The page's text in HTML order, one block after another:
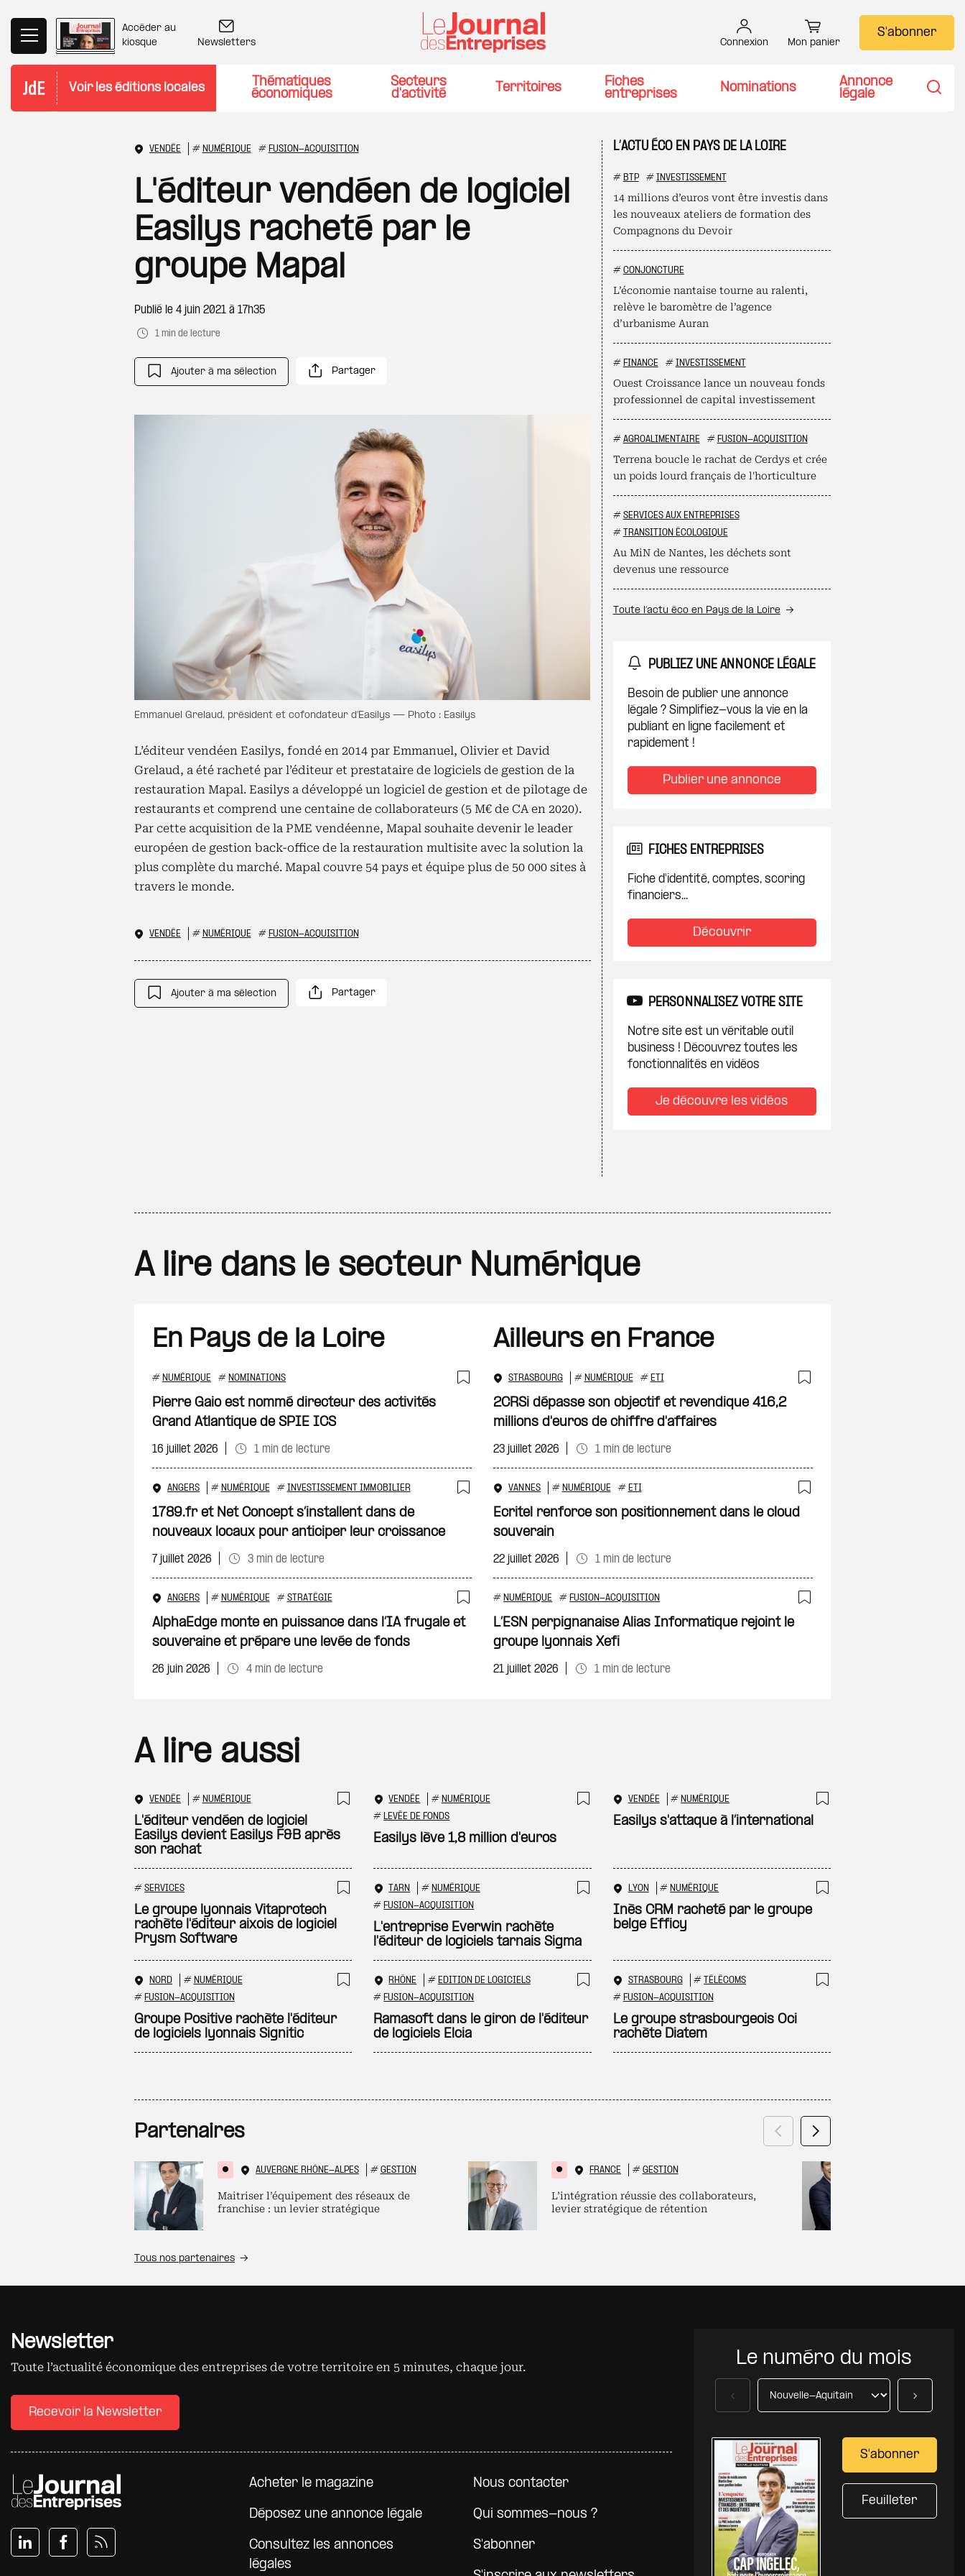
Accéder au
kiosque
Newsletters Connexion Mon panier
S'abonner
Voir les éditions locales
Thématiques
économiques
Secteurs
d'activité
Territoires
Fiches
entreprises
Nominations
Annonce
légale
VENDÉE # NUMÉRIQUE # FUSION-ACQUISITION
L'éditeur vendéen de logiciel
Easilys racheté par le
groupe Mapal
Publié le 4 juin 2021 à 17h35
1 min de lecture
Ajouter à ma sélection Partager
Emmanuel Grelaud, président et cofondateur d’Easilys — Photo : Easilys
L’éditeur vendéen Easilys, fondé en 2014 par Emmanuel, Olivier et David
Grelaud, a été racheté par l’éditeur et prestataire de logiciels de gestion de la
restauration Mapal. Easilys a développé un logiciel de gestion et de pilotage de
restaurants et comprend une centaine de collaborateurs (5 M€ de CA en 2020).
Par cette acquisition de la PME vendéenne, Mapal souhaite devenir le leader
européen de gestion back-office de la restauration multisite avec la solution la
plus complète du marché. Mapal couvre 54 pays et équipe plus de 50 000 sites à
travers le monde.
VENDÉE # NUMÉRIQUE # FUSION-ACQUISITION
Ajouter à ma sélection Partager
L’ACTU ÉCO EN PAYS DE LA LOIRE
# BTP # INVESTISSEMENT
14 millions d’euros vont être investis dans
les nouveaux ateliers de formation des
Compagnons du Devoir
# CONJONCTURE
L’économie nantaise tourne au ralenti,
relève le baromètre de l’agence
d’urbanisme Auran
# FINANCE # INVESTISSEMENT
Ouest Croissance lance un nouveau fonds
professionnel de capital investissement
# AGROALIMENTAIRE # FUSION-ACQUISITION
Terrena boucle le rachat de Cerdys et crée
un poids lourd français de l'horticulture
# SERVICES AUX ENTREPRISES
# TRANSITION ÉCOLOGIQUE
Au MiN de Nantes, les déchets sont
devenus une ressource
Toute l’actu éco en Pays de la Loire
PUBLIEZ UNE ANNONCE LÉGALE
Besoin de publier une annonce
légale ? Simplifiez-vous la vie en la
publiant en ligne facilement et
rapidement !
Publier une annonce
FICHES ENTREPRISES
Fiche d'identité, comptes, scoring
financiers...
Découvrir
PERSONNALISEZ VOTRE SITE
Notre site est un véritable outil
business ! Découvrez toutes les
fonctionnalités en vidéos
Je découvre les vidéos
A lire dans le secteur Numérique
En Pays de la Loire
# NUMÉRIQUE # NOMINATIONS
Ajouter à ma sélection
Pierre Gaio est nommé directeur des activités
Grand Atlantique de SPIE ICS
16 juillet 2026 1 min de lecture
ANGERS # NUMÉRIQUE # INVESTISSEMENT IMMOBILIER
Ajouter à ma sélection
1789.fr et Net Concept s’installent dans de
nouveaux locaux pour anticiper leur croissance
7 juillet 2026 3 min de lecture
ANGERS # NUMÉRIQUE # STRATÉGIE
Ajouter à ma sélection
AlphaEdge monte en puissance dans l’IA frugale et
souveraine et prépare une levée de fonds
26 juin 2026 4 min de lecture
Ailleurs en France
STRASBOURG # NUMÉRIQUE # ETI
2CRSi dépasse son objectif et revendique 416,2
millions d'euros de chiffre d'affaires
23 juillet 2026 1 min de lecture
VANNES # NUMÉRIQUE # ETI
Ajouter à ma
Ecritel renforce son positionnement dans le cloud
souverain
22 juillet 2026 1 min de lecture
# NUMÉRIQUE # FUSION-ACQUISITION
L’ESN perpignanaise Alias Informatique rejoint le
groupe lyonnais Xefi
21 juillet 2026 1 min de lecture
A lire aussi
VENDÉE # NUMÉRIQUE
Ajouter à ma sélection
L'éditeur vendéen de logiciel
Easilys devient Easilys F&B après
son rachat
VENDÉE # NUMÉRIQUE
#LEVÉE DE FONDS Ajouter à ma sélection
Easilys lève 1,8 million d'euros
VENDÉE #NUMÉRIQUE
Ajouter à ma
Easilys s'attaque à l’international
# SERVICES
Ajouter à ma sélection
Le groupe lyonnais Vitaprotech
rachète l'éditeur aixois de logiciel
Prysm Software
TARN # NUMÉRIQUE
#FUSION-ACQUISITION Ajouter à ma sélection
L'entreprise Everwin rachète
l'éditeur de logiciels tarnais Sigma
LYON #NUMÉRIQUE
Ajouter à ma
Inès CRM racheté par le groupe
belge Efficy
NORD # NUMÉRIQUE
# FUSION-ACQUISITION Ajouter à ma sélection
Groupe Positive rachète l'éditeur
de logiciels lyonnais Signitic
RHÔNE # EDITION DE LOGICIELS
#FUSION-ACQUISITION Ajouter à ma sélection
Ramasoft dans le giron de l'éditeur
de logiciels Elcia
STRASBOURG # TÉLÉCOMS
# FUSION-ACQUISITION
Le groupe strasbourgeois Oci
rachète Diatem
Partenaires
AUVERGNE RHÔNE-ALPES # GESTION
Maitriser l’équipement des réseaux de
franchise : un levier stratégique
FRANCE # GESTION
L’intégration réussie des collaborateurs,
levier stratégique de rétention
Précédent
Suivant
Tous nos partenaires
Newsletter
Toute l’actualité économique des entreprises de votre territoire en 5 minutes, chaque jour.
Recevoir la Newsletter
Pied de page
Acheter le magazine
Déposez une annonce légale
Consultez les annonces
légales
Nous contacter
Qui sommes-nous ?
S'abonner
Le numéro du mois
S'abonner
Feuilleter
Précédent Suivant